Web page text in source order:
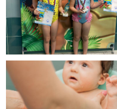
ОСТАВИТЬ ОТЗЫВ